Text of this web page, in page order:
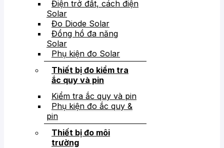
Điện trở đất, cách điện
Solar
Đo Diode Solar
Đồng hồ đa năng
Solar
Phụ kiện đo Solar
Thiết bị đo kiểm tra
ắc quy và pin
Kiểm tra ắc quy và pin
Phụ kiện đo ắc quy &
pin
Thiết bị đo môi
trường